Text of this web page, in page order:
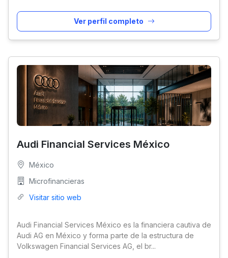
Ver perfil completo
Audi Financial Services México
México
Microfinancieras
Visitar sitio web
Audi Financial Services México es la financiera cautiva de
Audi AG en México y forma parte de la estructura de
Volkswagen Financial Services AG, el br...